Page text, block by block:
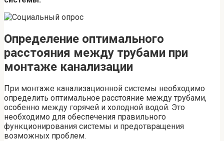
Определение оптимального
расстояния между трубами при
монтаже канализации
При монтаже канализационной системы необходимо
определить оптимальное расстояние между трубами,
особенно между горячей и холодной водой. Это
необходимо для обеспечения правильного
функционирования системы и предотвращения
возможных проблем.